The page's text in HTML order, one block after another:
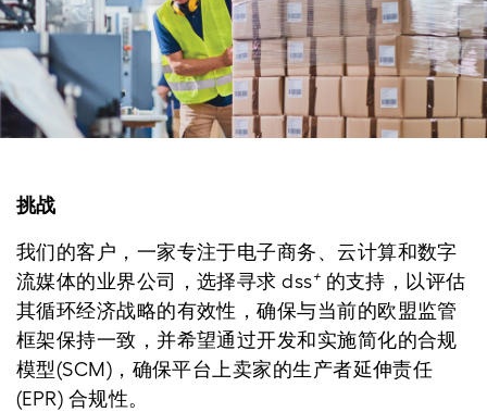
挑战
我们的客户，一家专注于电子商务、云计算和数字
流媒体的业界公司，选择寻求 dss+ 的支持，以评估
其循环经济战略的有效性，确保与当前的欧盟监管
框架保持一致，并希望通过开发和实施简化的合规
模型(SCM)，确保平台上卖家的生产者延伸责任
(EPR) 合规性。